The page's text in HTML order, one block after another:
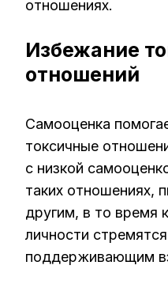
отношениях.
Избежание
отношений
Самооценка
токсичные
с низкой
таких отношениях,
другим, в то время
личности
поддерживающим